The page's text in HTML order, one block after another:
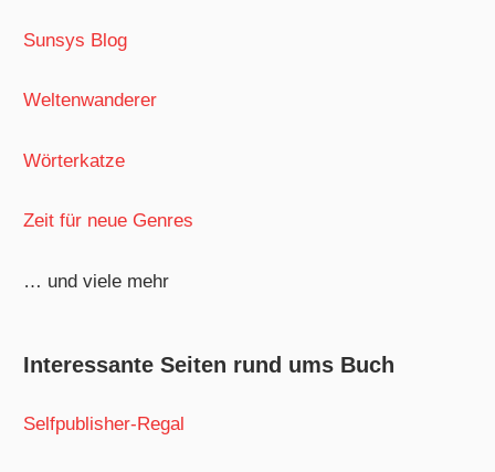
Sunsys Blog
Weltenwanderer
Wörterkatze
Zeit für neue Genres
… und viele mehr
Interessante Seiten rund ums Buch
Selfpublisher-Regal